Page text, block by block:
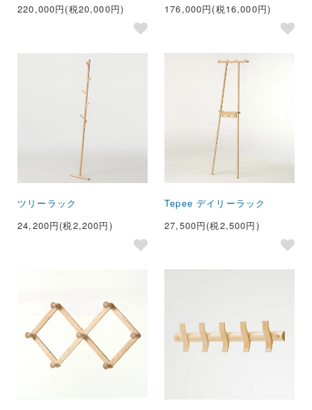
220,000円(税20,000円)
176,000円(税16,000円)
ツリーラック
24,200円(税2,200円)
Tepee デイリーラック
27,500円(税2,500円)